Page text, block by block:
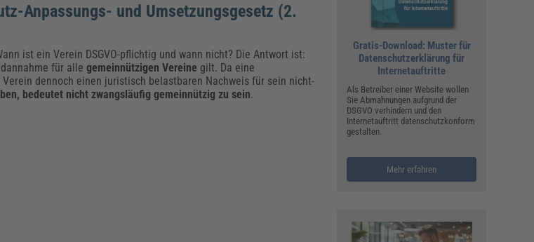
Anpassungs- und Umsetzungsgesetz (2.
ist ein Verein DSGVO-pflichtig und wann nicht? Die Antwort ist:
für allegemeinnützigen Vereine gilt. Da eine
dennoch einen juristisch belastbaren Nachweis für sein nicht-
bedeutet nicht zwangsläufig gemeinnützig zu sein.
Gratis-Download: Muster für
Datenschutzerklärung für
Internetauftritte
Als Betreiber einer Website wollen
Sie Abmahnungen aufgrund der
DSGVO verhindern und den
Internetauftritt datenschutzkonform
gestalten.
Mehr erfahren